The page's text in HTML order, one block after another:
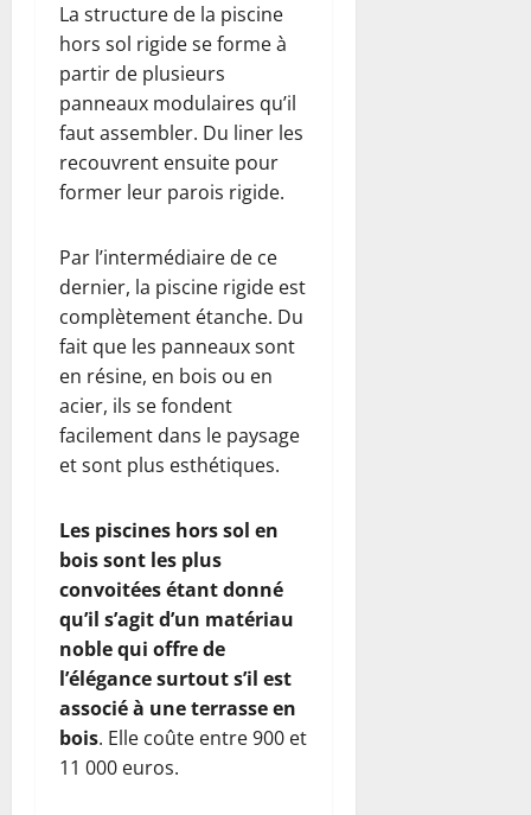
La structure de la piscine
hors sol rigide se forme à
partir de plusieurs
panneaux modulaires qu’il
faut assembler. Du liner les
recouvrent ensuite pour
former leur parois rigide.
Par l’intermédiaire de ce
dernier, la piscine rigide est
complètement étanche. Du
fait que les panneaux sont
en résine, en bois ou en
acier, ils se fondent
facilement dans le paysage
et sont plus esthétiques.
Les piscines hors sol en
bois sont les plus
convoitées étant donné
qu’il s’agit d’un matériau
noble qui offre de
l’élégance surtout s’il est
associé à une terrasse en
bois. Elle coûte entre 900 et
11 000 euros.